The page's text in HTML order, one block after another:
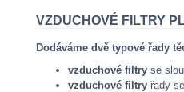
VZDUCHOVÉ FILTRY
Dodáváme dvě typové řady
vzduchové filtry se
vzduchové filtry řady